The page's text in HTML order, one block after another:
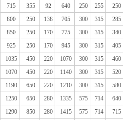
715 355 92 640 250 255 250
800 250 138 705 300 315 285
850 250 170 775 300 315 340
925 250 170 945 300 315 405
1035 450 220 1070 300 315 460
1070 450 220 1140 300 315 520
1190 650 220 1210 300 315 580
1250 650 280 1335 575 714 640
1290 850 280 1415 575 714 715